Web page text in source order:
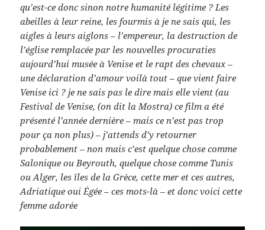
qu’est-ce donc sinon notre humanité légitime ? Les
abeilles à leur reine, les fourmis à je ne sais qui, les
aigles à leurs aiglons – l’empereur, la destruction de
l’église remplacée par les nouvelles procuraties
aujourd’hui musée à Venise et le rapt des chevaux –
une déclaration d’amour voilà tout – que vient faire
Venise ici ? je ne sais pas le dire mais elle vient (au
Festival de Venise, (on dit la Mostra) ce film a été
présenté l’année dernière – mais ce n’est pas trop
pour ça non plus) – j’attends d’y retourner
probablement – non mais c’est quelque chose comme
Salonique ou Beyrouth, quelque chose comme Tunis
ou Alger, les îles de la Grèce, cette mer et ces autres,
Adriatique oui Égée – ces mots-là – et donc voici cette
femme adorée